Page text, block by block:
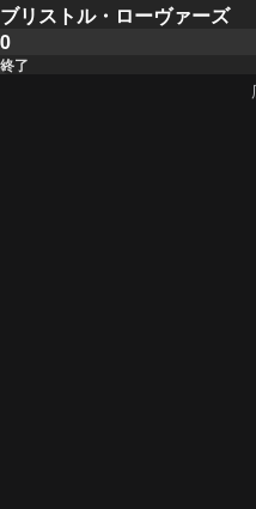
ブリストル・ローヴァーズ
0
終了